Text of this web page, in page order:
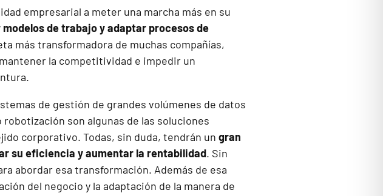
empresarial a meter una marcha más en su
de trabajo y adaptar procesos de
más transformadora de muchas compañías,
la competitividad e impedir un
de gestión de grandes volúmenes de datos
son algunas de las soluciones
corporativo. Todas, sin duda, tendrán un gran
su eficiencia y aumentar la rentabilidad. Sin
abordar esa transformación. Además de esa
del negocio y la adaptación de la manera de